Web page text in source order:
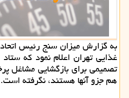
به گزارش میزان سنج رئیس
غذایی تهران اعلام نمود كه ستاد
تصمیمی برای بازگشایی مشاغل
هم جزو آنها هستند، نگرفته است.